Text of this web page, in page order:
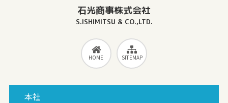
石光商事株式会社
S.ISHIMITSU & CO.,LTD.
HOME SITEMAP
本社